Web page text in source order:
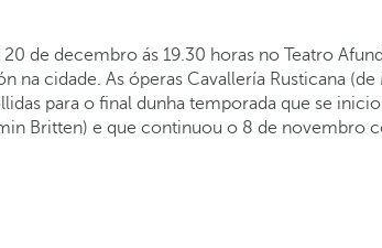
de decembro ás 19.30 horas no Teatro
na cidade. As óperas Cavallería Rusticana (de
para o final dunha temporada que se
Britten) e que continuou o 8 de novembro